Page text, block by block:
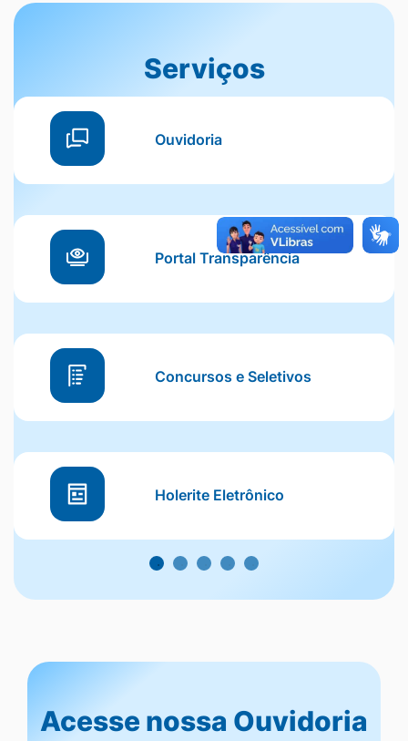
Serviços
Serviços
Ouvidoria
Portal Transparência
Concursos e Seletivos
Holerite Eletrônico
Acesso da Ouvidoria
Acesse nossa Ouvidoria